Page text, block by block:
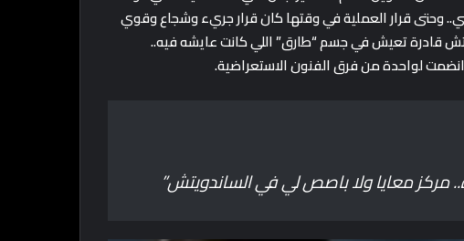
وحتى قرار العملية في وقتها كان قرار جريء وشجاع وقوي
تعيش في جسم “طارق” اللي كانت عايشه فيه..
لواحدة من فرق الفنون الاستعراضية.